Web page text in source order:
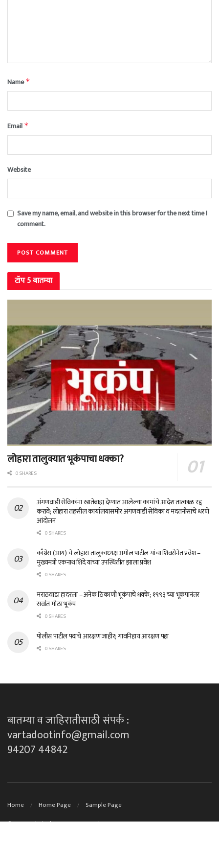
Name*
Email *
Website
Save my name, email, and website in this browser for the next time I
comment.
टॉप 5 बातम्या
लोहारा तालुक्यात भूकंपाचा धक्का?
0 SHARES
अंगणवाडी सेविकांना खातेबाह्य देण्यात आलेल्या कामांचे आदेश तात्काळ रद्द
करावे; लोहारा तहसील कार्यालयासमोर अंगणवाडी सेविका व मदतनीसांचे धरणे
आंदोलन
0 SHARES
काँग्रेस (आय) चे लोहारा तालुकाध्यक्ष अमोल पाटील यांचा शिवसेनेत प्रवेश –
मुख्यमंत्री एकनाथ शिंदे यांच्या उपस्थितीत झाला प्रवेश
0 SHARES
मराठवाडा हादरला – अनेक ठिकाणी भूकंपाचे धक्के; १९९३ च्या भूकंपानंतर
सर्वात मोठा भूकंप
0 SHARES
पोलीस पाटील पदाचे आरक्षण जाहीर; गावनिहाय आरक्षण पहा
0 SHARES
बातम्या व जाहिरातीसाठी संपर्क :
vartadootinfo@gmail.com
94207 44842
Home Home Page Sample Page
© 2023Technical Support By DK techno's